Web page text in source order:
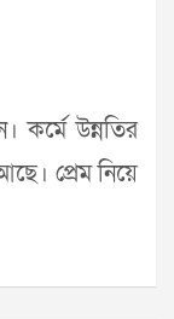
কর্মে উন্নতির
প্রেম নিয়ে